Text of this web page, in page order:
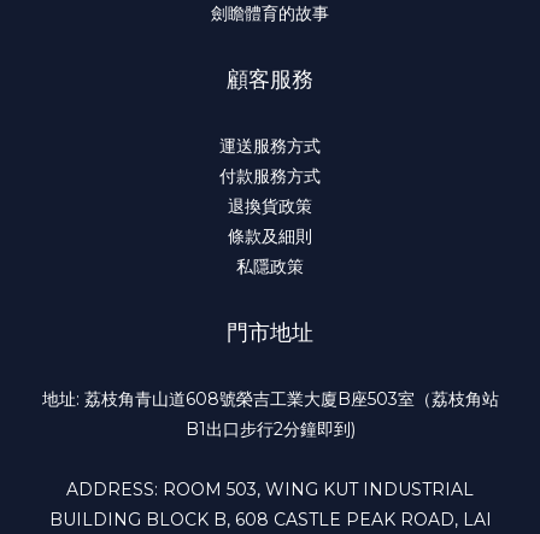
劍瞻體育的故事
顧客服務
運送服務方式
付款服務方式
退換貨政策
條款及細則
私隱政策
門市地址
地址: 荔枝角青山道608號榮吉工業大廈B座503室（荔枝角站
B1出口步行2分鐘即到)
ADDRESS: ROOM 503, WING KUT INDUSTRIAL
BUILDING BLOCK B, 608 CASTLE PEAK ROAD, LAI